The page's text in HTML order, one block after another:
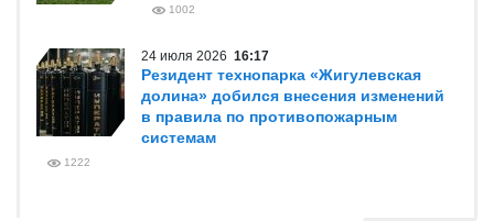
1002
24 июля 2026 16:17
Резидент технопарка «Жигулевская
долина» добился внесения изменений
в правила по противопожарным
системам
1222